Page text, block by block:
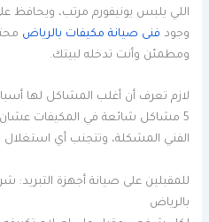
اللي يلبس يونيفورم مرتب، ويحافظ
وجود فنى صيانة مكيفات بالرياض
ومطمئن وأنت تدخله لبيتك.
لازم تعرف أن أغلب المشاكل لها
5 مشاكل شائعة في المكيفات
الفني المشكلة، وتتجنب أي
للمقبلين على صيانة أجهزة التبريد:
بالرياض